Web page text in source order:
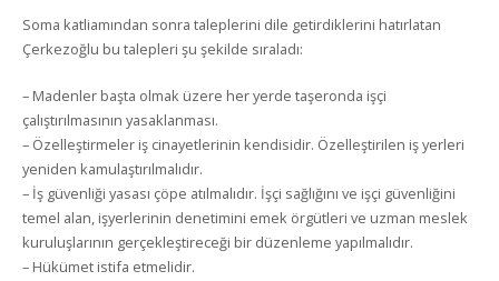
Soma katliamından sonra taleplerini dile getirdiklerini hatırlatan
Çerkezoğlu bu talepleri şu şekilde sıraladı:
– Madenler başta olmak üzere her yerde taşeronda işçi
çalıştırılmasının yasaklanması.
– Özelleştirmeler iş cinayetlerinin kendisidir. Özelleştirilen iş yerleri
yeniden kamulaştırılmalıdır.
– İş güvenliği yasası çöpe atılmalıdır. İşçi sağlığını ve işçi güvenliğini
temel alan, işyerlerinin denetimini emek örgütleri ve uzman meslek
kuruluşlarının gerçekleştireceği bir düzenleme yapılmalıdır.
– Hükümet istifa etmelidir.